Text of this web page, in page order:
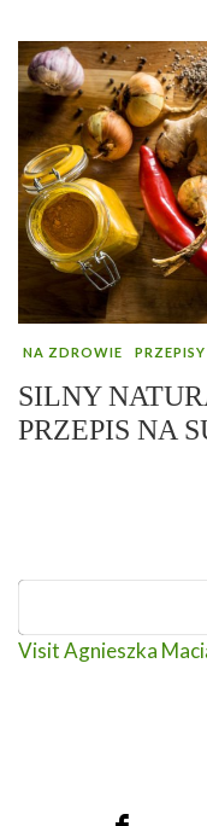
NA ZDROWIE PRZEPISY
SILNY
PRZEPIS NA
Visit Agnieszka